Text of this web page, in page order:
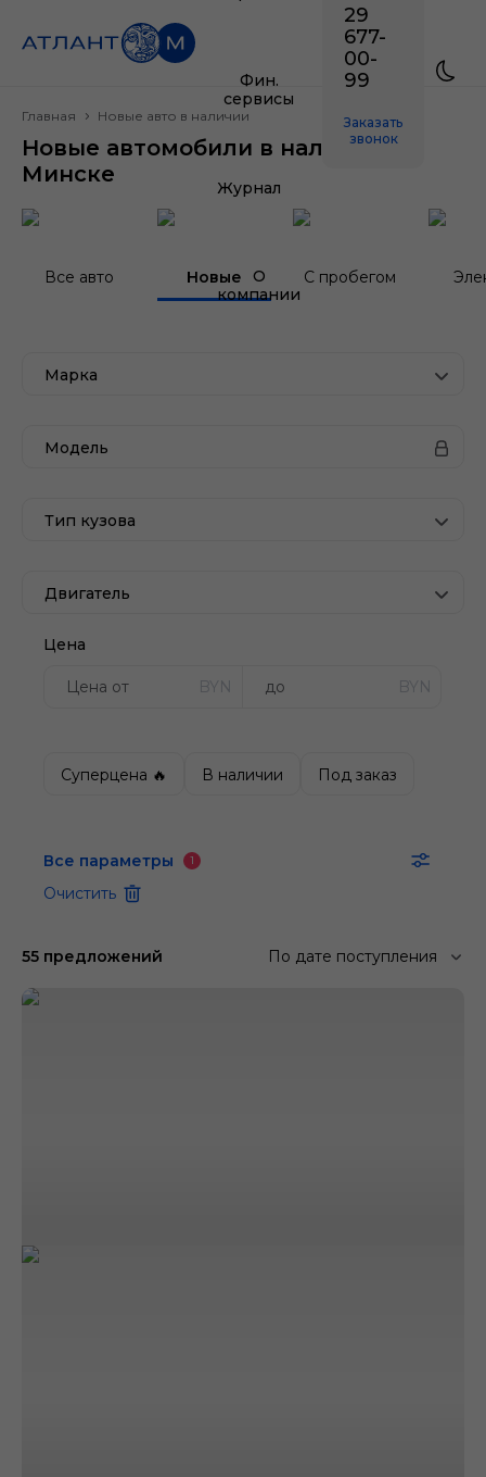
Фин.
сервисы
Журнал
О
компании
29
677-
00-
99
Заказать
звонок
Главная Новые авто в наличии
Новые автомобили в наличии в
Минске
Все авто Новые С пробегом
Марка
Модель
Тип кузова
Двигатель
Цена
BYN BYN
Суперцена 🔥 В наличии Под заказ
Все параметры 1
Очистить
55 предложений По дате поступления